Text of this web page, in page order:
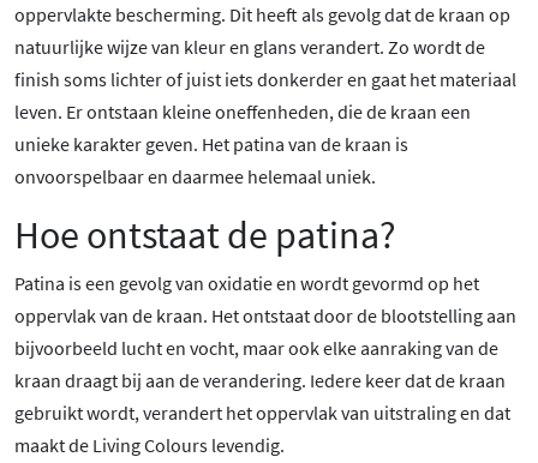
oppervlakte bescherming. Dit heeft als gevolg dat de kraan op
natuurlijke wijze van kleur en glans verandert. Zo wordt de
finish soms lichter of juist iets donkerder en gaat het materiaal
leven. Er ontstaan kleine oneffenheden, die de kraan een
unieke karakter geven. Het patina van de kraan is
onvoorspelbaar en daarmee helemaal uniek.
Hoe ontstaat de patina?
Patina is een gevolg van oxidatie en wordt gevormd op het
oppervlak van de kraan. Het ontstaat door de blootstelling aan
bijvoorbeeld lucht en vocht, maar ook elke aanraking van de
kraan draagt bij aan de verandering. Iedere keer dat de kraan
gebruikt wordt, verandert het oppervlak van uitstraling en dat
maakt de Living Colours levendig.